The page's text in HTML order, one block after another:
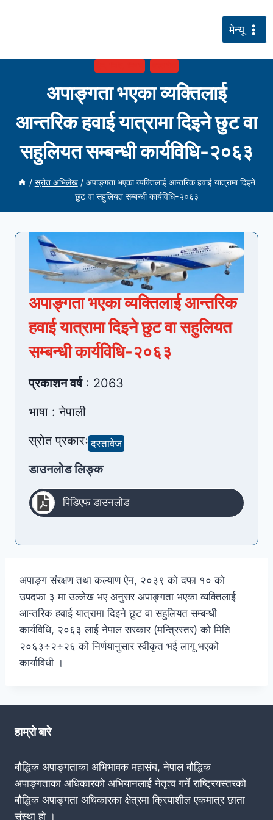
मेन्यू
अपाङ्गता भएका व्यक्तिलाई
आन्तरिक हवाई यात्रामा दिइने छुट वा
सहुलियत सम्बन्धी कार्यविधि-२०६३
/ स्रोत अभिलेख / अपाङ्गता भएका व्यक्तिलाई आन्तरिक हवाई यात्रामा दिइने
छुट वा सहुलियत सम्बन्धी कार्यविधि-२०६३
अपाङ्गता भएका व्यक्तिलाई आन्तरिक
हवाई यात्रामा दिइने छुट वा सहुलियत
सम्बन्धी कार्यविधि-२०६३
प्रकाशन वर्ष: 2063
भाषा : नेपाली
स्रोत प्रकारः दस्तावेज
डाउनलोड लिङ्क
पिडिएफ डाउनलोड
अपाङ्ग संरक्षण तथा कल्याण ऐन, २०३९ को दफा १० को
उपदफा ३ मा उल्लेख भए अनुसर अपाङ्गता भएका व्यक्तिलाई
आन्तरिक हवाई यात्रामा दिइने छुट वा सहुलियत सम्बन्धी
कार्यविधि, २०६३ लाई नेपाल सरकार (मन्त्रिस्तर) को मिति
२०६३÷२÷२६ को निर्णयानुसार स्वीकृत भई लागू भएको
कार्याविधी ।
हाम्रो बारे
बौद्धिक अपाङ्गताका अभिभावक महासंघ, नेपाल बौद्धिक
अपाङ्गताका अधिकारको अभियानलाई नेतृत्व गर्ने राष्ट्रियस्तरको
बौद्धिक अपाङ्गता अधिकारका क्षेत्रमा क्रियाशील एकमात्र छाता
संस्था हो ।